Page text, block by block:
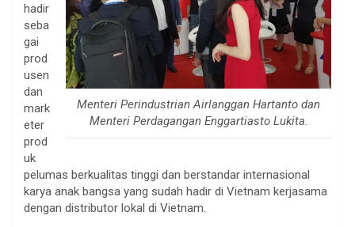
Menteri Perindustrian Airlanggan Hartanto dan
Menteri Perdagangan Enggartiasto Lukita.
hadir
seba
gai
prod
usen
dan
mark
eter
prod
uk
pelumas berkualitas tinggi dan berstandar internasional
karya anak bangsa yang sudah hadir di Vietnam kerjasama
dengan distributor lokal di Vietnam.